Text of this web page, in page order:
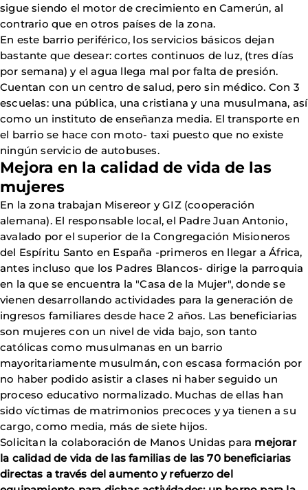
sigue siendo el motor de crecimiento en Camerún, al
contrario que en otros países de la zona.
En este barrio periférico, los servicios básicos dejan
bastante que desear: cortes continuos de luz, (tres días
por semana) y el agua llega mal por falta de presión.
Cuentan con un centro de salud, pero sin médico. Con 3
escuelas: una pública, una cristiana y una musulmana, así
como un instituto de enseñanza media. El transporte en
el barrio se hace con moto- taxi puesto que no existe
ningún servicio de autobuses.
Mejora en la calidad de vida de las
mujeres
En la zona trabajan Misereor y GIZ (cooperación
alemana). El responsable local, el Padre Juan Antonio,
avalado por el superior de la Congregación Misioneros
del Espíritu Santo en España -primeros en llegar a África,
antes incluso que los Padres Blancos- dirige la parroquia
en la que se encuentra la "Casa de la Mujer", donde se
vienen desarrollando actividades para la generación de
ingresos familiares desde hace 2 años. Las beneficiarias
son mujeres con un nivel de vida bajo, son tanto
católicas como musulmanas en un barrio
mayoritariamente musulmán, con escasa formación por
no haber podido asistir a clases ni haber seguido un
proceso educativo normalizado. Muchas de ellas han
sido víctimas de matrimonios precoces y ya tienen a su
cargo, como media, más de siete hijos.
Solicitan la colaboración de Manos Unidas para mejorar
la calidad de vida de las familias de las 70 beneficiarias
directas a través del aumento y refuerzo del